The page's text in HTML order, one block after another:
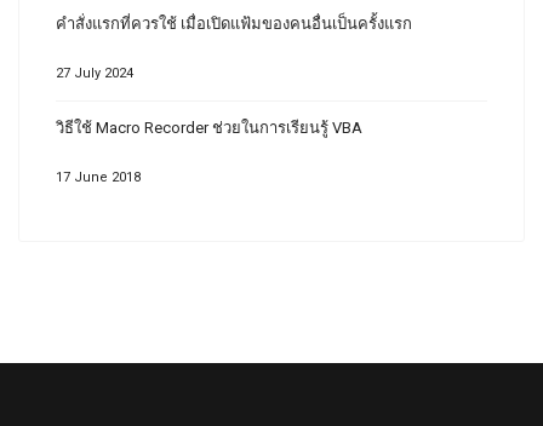
คำสั่งแรกที่ควรใช้ เมื่อเปิดแฟ้มของคนอื่นเป็นครั้งแรก
27 July 2024
วิธีใช้ Macro Recorder ช่วยในการเรียนรู้ VBA
17 June 2018